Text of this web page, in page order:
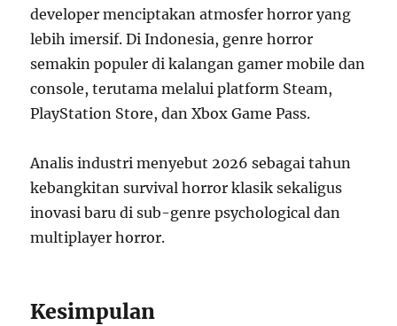
developer menciptakan atmosfer horror yang
lebih imersif. Di Indonesia, genre horror
semakin populer di kalangan gamer mobile dan
console, terutama melalui platform Steam,
PlayStation Store, dan Xbox Game Pass.
Analis industri menyebut 2026 sebagai tahun
kebangkitan survival horror klasik sekaligus
inovasi baru di sub-genre psychological dan
multiplayer horror.
Kesimpulan